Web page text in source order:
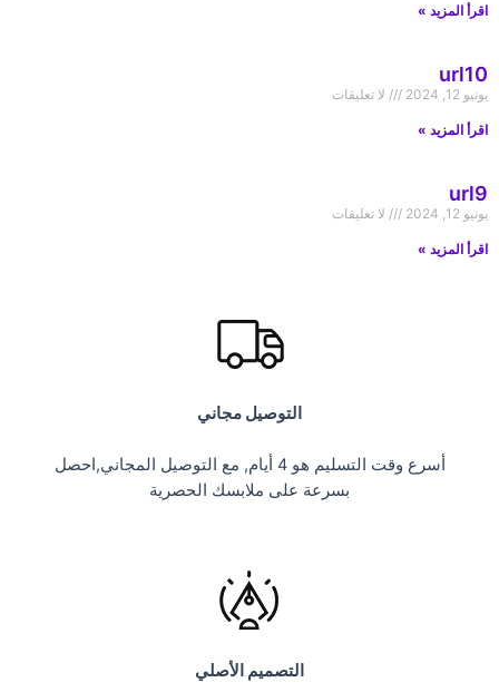
اقرأ المزيد »
url10
يونيو 12, 2024 لا تعليقات
اقرأ المزيد »
url9
يونيو 12, 2024 لا تعليقات
اقرأ المزيد »
التوصيل مجاني
أسرع وقت التسليم هو 4 أيام, مع التوصيل المجاني,
احصل
بسرعة على ملابسك الحصرية
التصميم الأصلي